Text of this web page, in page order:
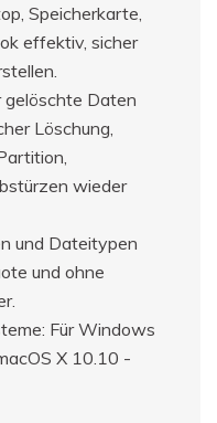
Speicherkarte,
effektiv, sicher
gelöschte Daten
Löschung,
wieder
und Dateitypen
und ohne
Für Windows
X 10.10 -